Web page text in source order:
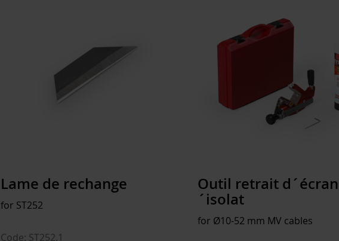
Lame de rechange
for ST252
Code: ST252.1
Outil retrait
´isolat
for Ø10-52 mm MV cables